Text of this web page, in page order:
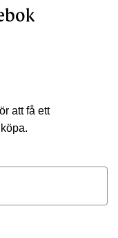
att få ett